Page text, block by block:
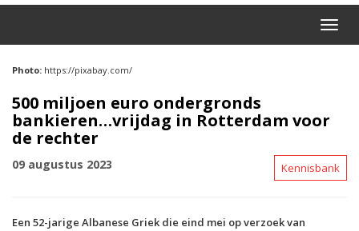
Photo: https://pixabay.com/
500 miljoen euro ondergronds
bankieren…vrijdag in Rotterdam voor
de rechter
09 augustus 2023 Kennisbank
Een 52-jarige Albanese Griek die eind mei op verzoek van